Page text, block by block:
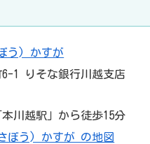
う) かすが
6-1 りそな銀行川越支店
川越駅」から徒歩15分
ぼう) かすが の地図